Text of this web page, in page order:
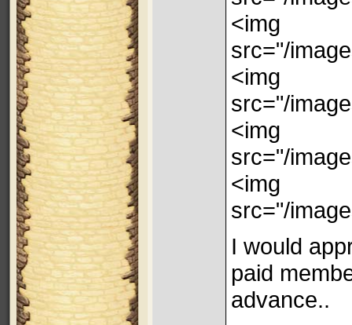
<img
src="/
<img
src="/
<img
src="/
<img
src="/
I would
paid
advance..